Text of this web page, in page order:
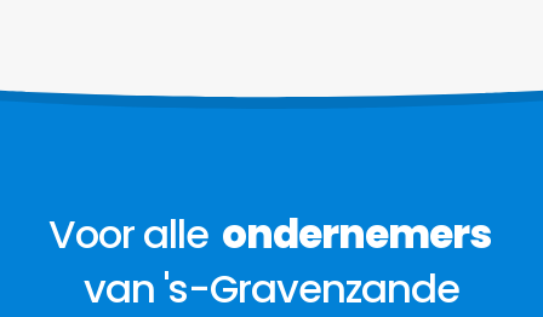
Voor alle ondernemers
van 's-Gravenzande